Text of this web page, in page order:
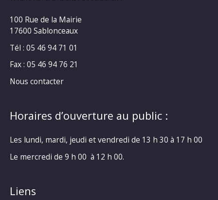
100 Rue de la Mairie
17600 Sablonceaux
Tél : 05 46 94 71 01
Fax : 05 46 94 76 21
Nous contacter
Horaires d’ouverture au public :
Les lundi, mardi, jeudi et vendredi de 13 h 30 à 17 h 00
Le mercredi de 9 h 00 à 12 h 00.
Liens